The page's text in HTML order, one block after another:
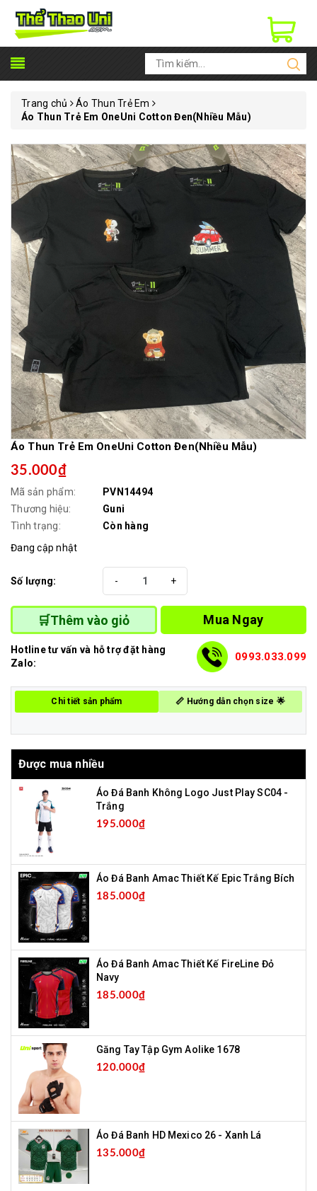
Trang chủ
Áo Thun Trẻ Em
Áo Thun Trẻ Em OneUni Cotton Đen(Nhiều Mẫu)
Áo Thun Trẻ Em OneUni Cotton Đen(Nhiều Mẫu)
35.000₫
Mã sản phẩm:
PVN14494
Thương hiệu:
Guni
Tình trạng:
Còn hàng
Đang cập nhật
Số lượng: +
-
🛒Thêm vào giỏ Mua Ngay
Hotline tư vấn và hỗ trợ đặt hàng
Zalo:
0993.033.099
Chi tiết sản phẩm 📏 Hướng dẫn chọn size 🌟
Được mua nhiều
Áo Đá Banh Không Logo Just Play SC04 -
Trắng
195.000₫
Áo Đá Banh Amac Thiết Kế Epic Trắng Bích
185.000₫
Áo Đá Banh Amac Thiết Kế FireLine Đỏ
Navy
185.000₫
Găng Tay Tập Gym Aolike 1678
120.000₫
Áo Đá Banh HD Mexico 26 - Xanh Lá
135.000₫